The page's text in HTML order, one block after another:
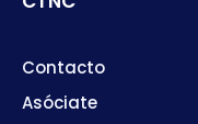
Contacto
Asóciate